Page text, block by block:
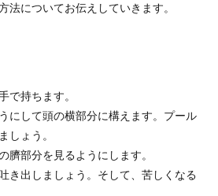
法についてお伝えしていきます。
で持ちます。
にして頭の横部分に構えます。プール
しょう。
臍部分を見るようにします。
き出しましょう。そして、苦しくなる